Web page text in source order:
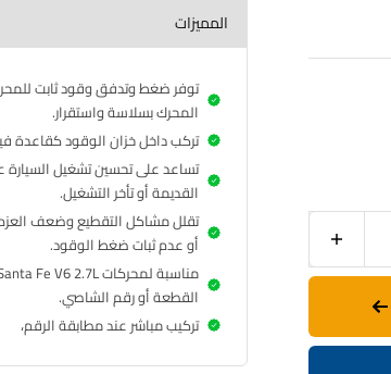
المميزات
توفر ضغط وتدفق وقود ثابت
المحرك بسلاسة واستقرار.
تركب داخل خزان الوقود كقاعدة
تساعد على تحسين تشغيل
القديمة أو تأخر التشغيل.
تقلل مشاكل التقطيع وضعف
أو عدم ثبات ضغط الوقود.
القطعة أو رقم الشاصي.
تركيب مباشر عند مطابقة الرقم،